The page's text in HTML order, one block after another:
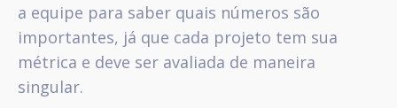
a equipe para saber quais números são
importantes, já que cada projeto tem sua
métrica e deve ser avaliada de maneira
singular.